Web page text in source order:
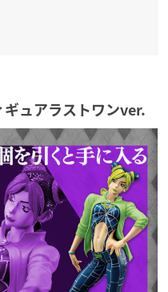
ギュアラストワンver.